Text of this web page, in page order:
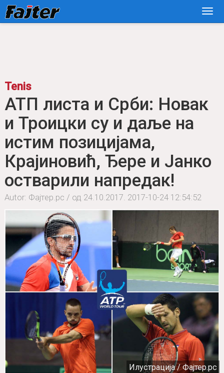
Tenis
АТП листа и Срби: Новак
и Троицки су и даље на
истим позицијама,
Крајиновић, Ђере и Јанко
остварили напредак!
Autor: Фајтер.рс / од 24.10.2017. 2017-10-24 12:54:52
Илустрација / Фајтер.рс